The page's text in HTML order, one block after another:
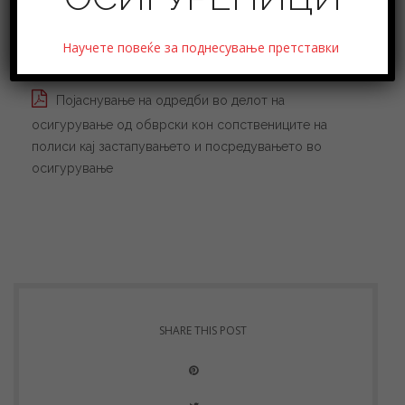
Појаснување на одредби во делот на
осигурување од обврски кон сопствениците на
полиси кај застапувањето и посредувањето во
осигурување
SHARE THIS POST
Научете повеќе за поднесување претставки